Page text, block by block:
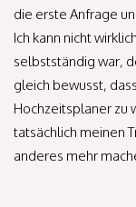
die erste Anfrage
Ich kann nicht
selbstständig war,
gleich bewusst,
Hochzeitsplaner zu
tatsächlich meinen
anderes mehr